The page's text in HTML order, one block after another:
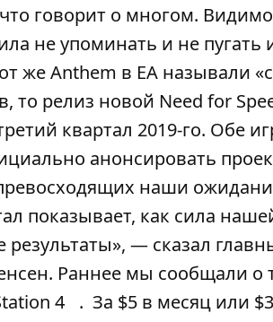
говорит о многом.
не упоминать и не пугать
же Anthem в EA называли
релиз новой Need for
квартал 2019-го. Обе
анонсировать
наши
показывает, как сила
— сказал
Раннее мы сообщали о
4
. За $5 в месяц или